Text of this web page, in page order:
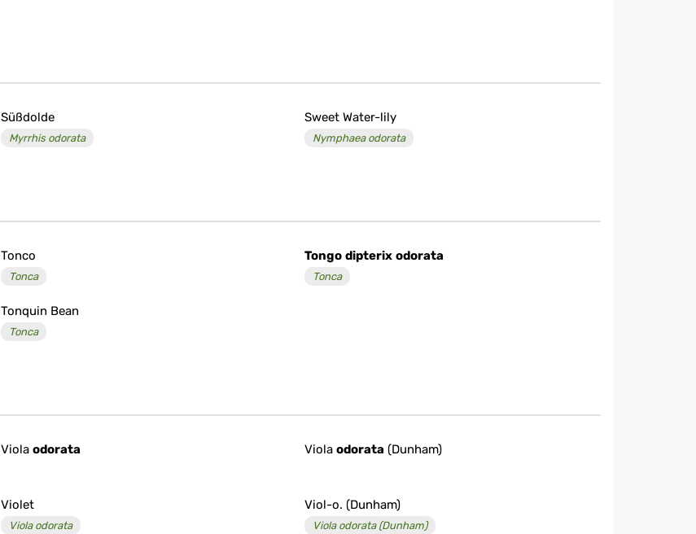
Süßdolde
Myrrhis odorata
Sweet Water-lily
Nymphaea odorata
Tonco
Tonca
Tongo dipterix odorata
Tonca
Tonquin Bean
Tonca
Viola odorata Viola odorata (Dunham)
Violet
Viola odorata
Viol-o. (Dunham)
Viola odorata (Dunham)